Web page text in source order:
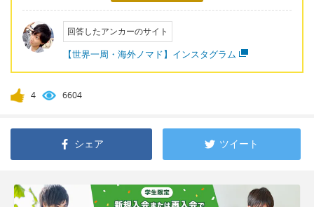
回答したアンカーのサイト
【世界一周・海外ノマド】インスタグラム
4 6604
シェア ツイート